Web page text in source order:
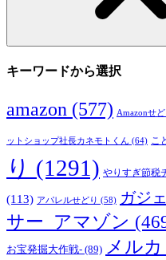
キーワードから選択
amazon (577) Amazonせど
ットショップ社長カネモトくん (64) こ
り (1291) やりすぎ節税
(113) アパレルせどり (58) ガジ
サー_アマゾン
お宝発掘大作戦- (89) メルカ